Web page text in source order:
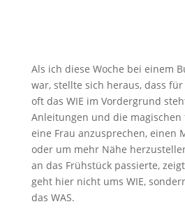
Als ich diese Woche bei einem
war, stellte sich heraus, dass
oft das WIE im Vordergrund
Anleitungen und die
eine Frau anzusprechen, einen
oder um mehr Nähe
an das Frühstück passierte,
geht hier nicht ums WIE,
das WAS.